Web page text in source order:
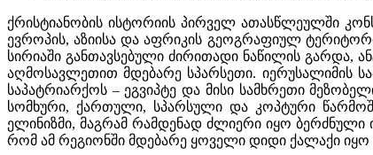
ქრისტიანობის ისტორიის პირველ ათასწლეულში
ევროპის, აზიისა და აფრიკის გეოგრაფიულ
სირიაში განთავსებული ძირითადი ნაწილის გარდა,
აღმოსავლეთით მდებარე სპარსეთი. იერუსალიმის
საპატრიარქოს – ეგვიპტე და მისი სამხრეთი
სომხური, ქართული, სპარსული და კოპტური
ელინიზმი, მაგრამ რამდენად ძლიერი იყო ბერძნული
რომ ამ რეგიონში მდებარე ყოველი დიდი ქალაქი